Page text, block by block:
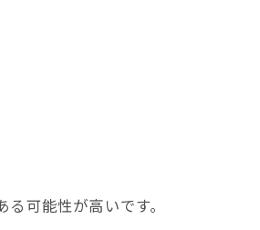
可能性が高いです。